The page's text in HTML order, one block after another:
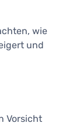
wie
und
Vorsicht